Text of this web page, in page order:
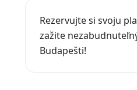
Rezervujte si svoju
zažite
Budapešti!